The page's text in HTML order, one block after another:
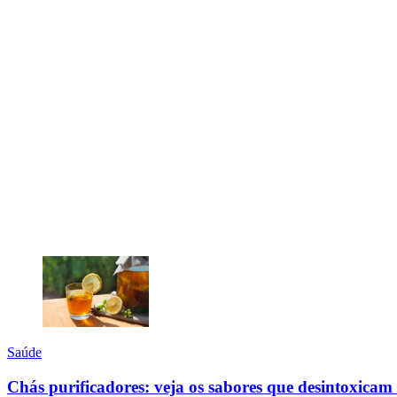
Saúde
Chás purificadores: veja os sabores que